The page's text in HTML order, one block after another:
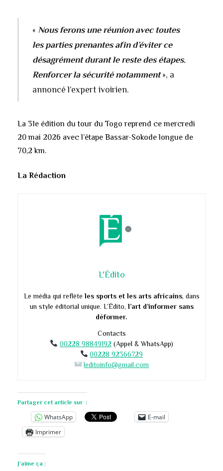
« Nous ferons une réunion avec toutes
les parties prenantes afin d’éviter ce
désagrément durant le reste des étapes.
Renforcer la sécurité notamment», a
annoncé l’expert ivoirien.
La 31e édition du tour du Togo reprend ce mercredi
20 mai 2026 avec l’étape Bassar-Sokode longue de
70,2 km.
La Rédaction
L'Édito
Le média qui reflète les sports et les arts africains, dans
un style éditorial unique. L’Édito, l’art d’informer sans
déformer.
Contacts
00228 98849192 (Appel & WhatsApp)
00228 92366729
leditoinfo@gmail.com
Partager cet article sur :
WhatsApp
E-mail
Imprimer
J’aime ça :